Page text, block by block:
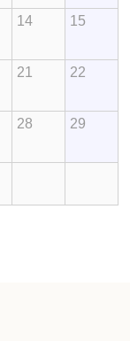
14 15
21 22
28 29